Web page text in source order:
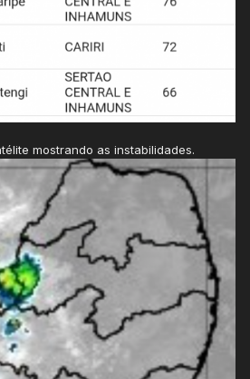
mostrando as instabilidades.